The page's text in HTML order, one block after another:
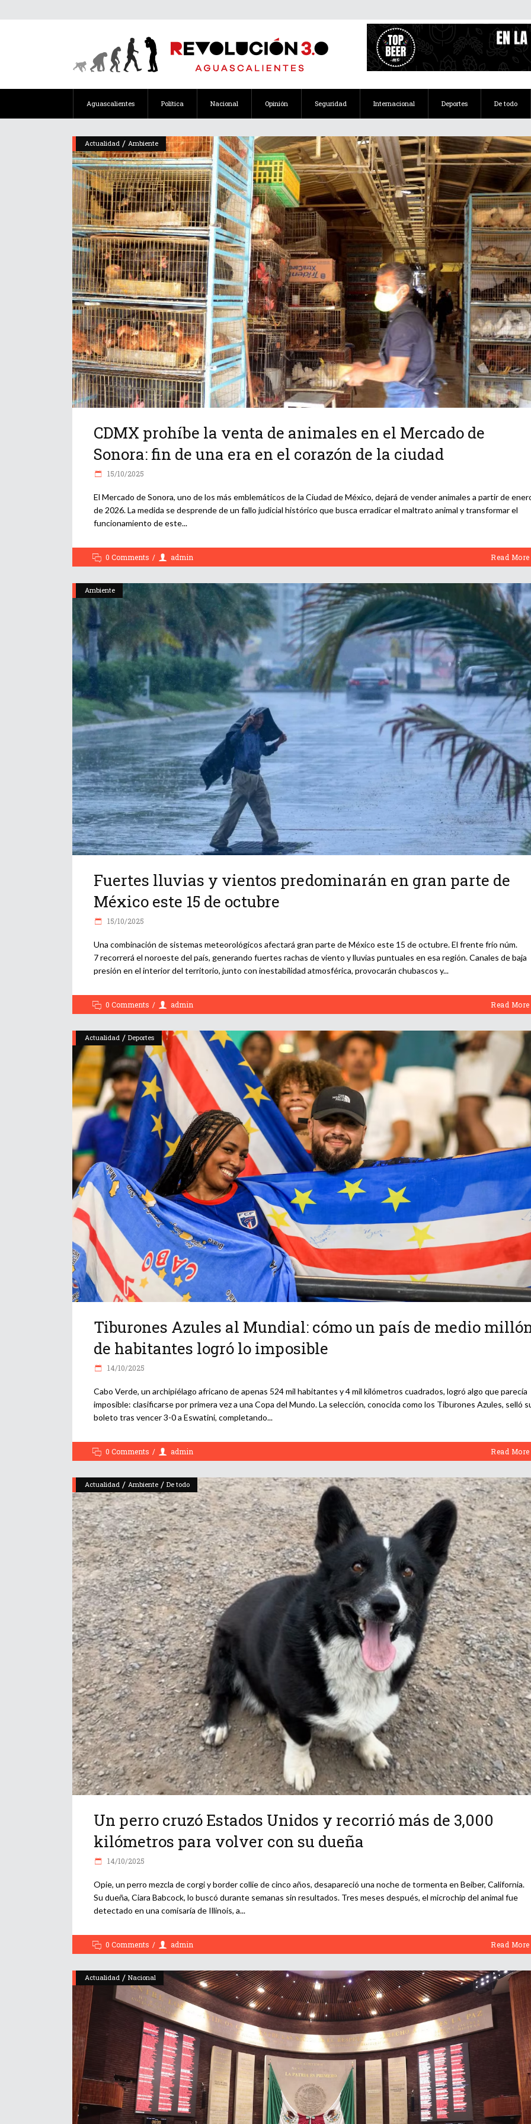
Aguascalientes Política Nacional Opinión Seguridad Internacional Deportes De todo
Actualidad / Ambiente
CDMX prohíbe la venta de animales en el Mercado de
Sonora: fin de una era en el corazón de la ciudad
15/10/2025
El Mercado de Sonora, uno de los más emblemáticos de la Ciudad de México, dejará de vender animales a partir de
de 2026. La medida se desprende de un fallo judicial histórico que busca erradicar el maltrato animal y transformar el
funcionamiento de este
0 Comments admin Read More
Ambiente
Fuertes lluvias y vientos predominarán en gran parte de
México este 15 de octubre
15/10/2025
Una combinación de sistemas meteorológicos afectará gran parte de México este 15 de octubre. El frente frío núm.
7 recorrerá el noroeste del país, generando fuertes rachas de viento y lluvias puntuales en esa región. Canales de baja
presión en el interior del territorio, junto con inestabilidad atmosférica, provocarán chubascos y
0 Comments admin Read More
Actualidad / Deportes
Tiburones Azules al Mundial: cómo un país de medio
de habitantes logró lo imposible
14/10/2025
Cabo Verde, un archipiélago africano de apenas 524 mil habitantes y 4 mil kilómetros cuadrados, logró algo que parecía
imposible: clasificarse por primera vez a una Copa del Mundo. La selección, conocida como los Tiburones Azules, selló
boleto tras vencer 3-0 a Eswatini, completando
0 Comments admin Read More
Actualidad / Ambiente / De todo
Un perro cruzó Estados Unidos y recorrió más de 3,000
kilómetros para volver con su dueña
14/10/2025
Opie, un perro mezcla de corgi y border collie de cinco años, desapareció una noche de tormenta en Beiber, California.
Su dueña, Ciara Babcock, lo buscó durante semanas sin resultados. Tres meses después, el microchip del animal fue
detectado en una comisaría de Illinois, a
0 Comments admin Read More
Actualidad / Nacional